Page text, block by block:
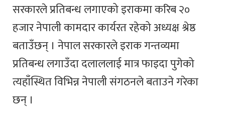
सरकारले प्रतिबन्ध लगाएको इराकमा करिब २०
हजार नेपाली कामदार कार्यरत रहेको अध्यक्ष श्रेष्ठ
बताउँछन् । नेपाल सरकारले इराक गन्तव्यमा
प्रतिबन्ध लगाउँदा दलाललाई मात्र फाइदा पुगेको
त्यहाँस्थित विभिन्न नेपाली संगठनले बताउने गरेका
छन् ।